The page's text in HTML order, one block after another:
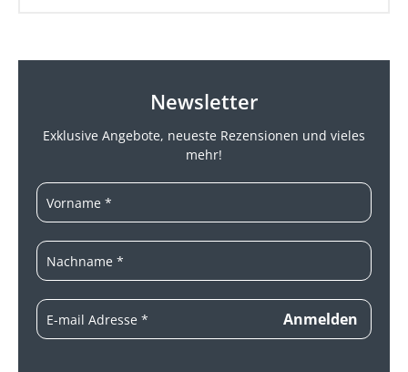
Newsletter
Exklusive Angebote, neueste Rezensionen und vieles
mehr!